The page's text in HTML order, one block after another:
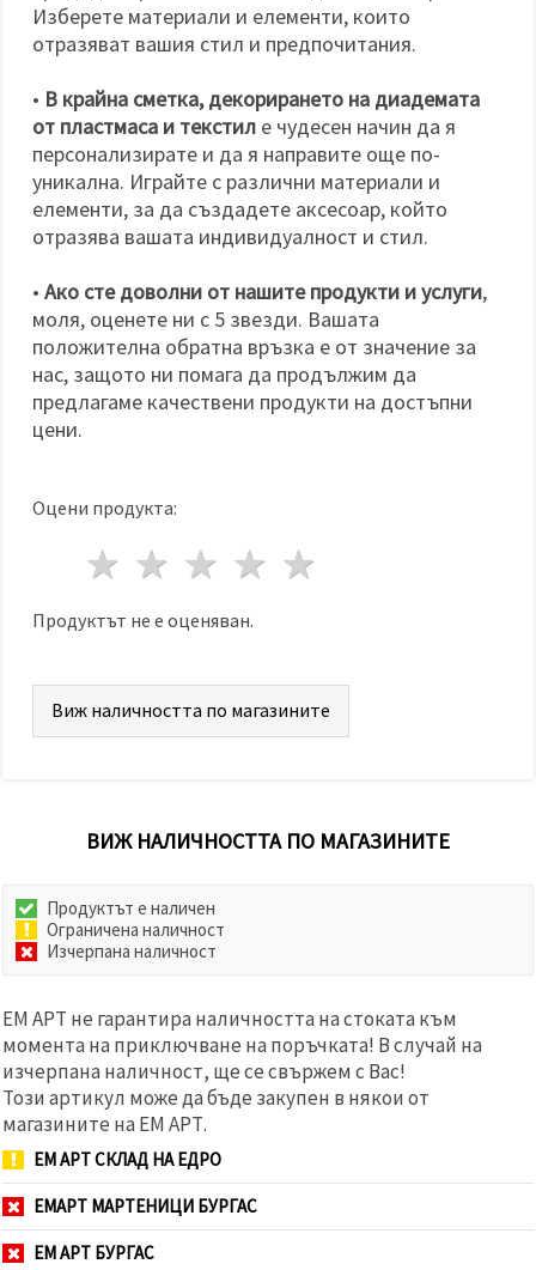
Изберете материали и елементи, които
отразяват вашия стил и предпочитания.
• В крайна сметка, декорирането на диадемата
от пластмаса и текстил е чудесен начин да я
персонализирате и да я направите още по-
уникална. Играйте с различни материали и
елементи, за да създадете аксесоар, който
отразява вашата индивидуалност и стил.
• Ако сте доволни от нашите продукти и услуги,
моля, оценете ни с 5 звезди. Вашата
положителна обратна връзка е от значение за
нас, защото ни помага да продължим да
предлагаме качествени продукти на достъпни
цени.
Оцени продукта:
4 звезди
3 звезди
2 звезди
1 звезда
Продуктът не е оценяван.
Виж наличността по магазините
ВИЖ НАЛИЧНОСТТА ПО МАГАЗИНИТЕ
Продуктът е наличен
Ограничена наличност
Изчерпана наличност
ЕМ АРТ не гарантира наличността на стоката към
момента на приключване на поръчката! В случай на
изчерпана наличност, ще се свържем с Вас!
Този артикул може да бъде закупен в някои от
магазините на ЕМ АРТ.
ЕМ АРТ СКЛАД НА ЕДРО
ЕМАРТ МАРТЕНИЦИ БУРГАС
ЕМ АРТ БУРГАС